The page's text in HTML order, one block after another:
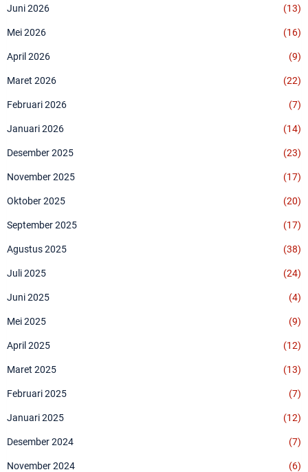
Juni 2026 (13)
Mei 2026 (16)
April 2026 (9)
Maret 2026 (22)
Februari 2026 (7)
Januari 2026 (14)
Desember 2025 (23)
November 2025 (17)
Oktober 2025 (20)
September 2025 (17)
Agustus 2025 (38)
Juli 2025 (24)
Juni 2025 (4)
Mei 2025 (9)
April 2025 (12)
Maret 2025 (13)
Februari 2025 (7)
Januari 2025 (12)
Desember 2024 (7)
November 2024 (6)